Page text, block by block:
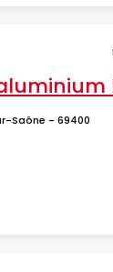
Saône - 69400